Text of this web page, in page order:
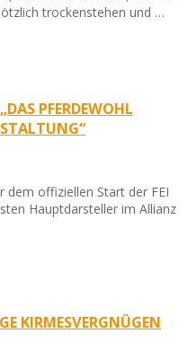
trockenstehen und …
PFERDEWOHL
dem offiziellen Start der FEI
Hauptdarsteller im Allianz
KIRMESVERGNÜGEN